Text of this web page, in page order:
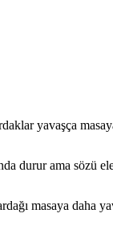
yavaşça
durur ama sözü
masaya daha